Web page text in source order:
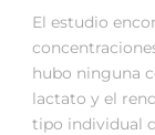
El estudio
hubo ninguna
lactato y el
tipo individual